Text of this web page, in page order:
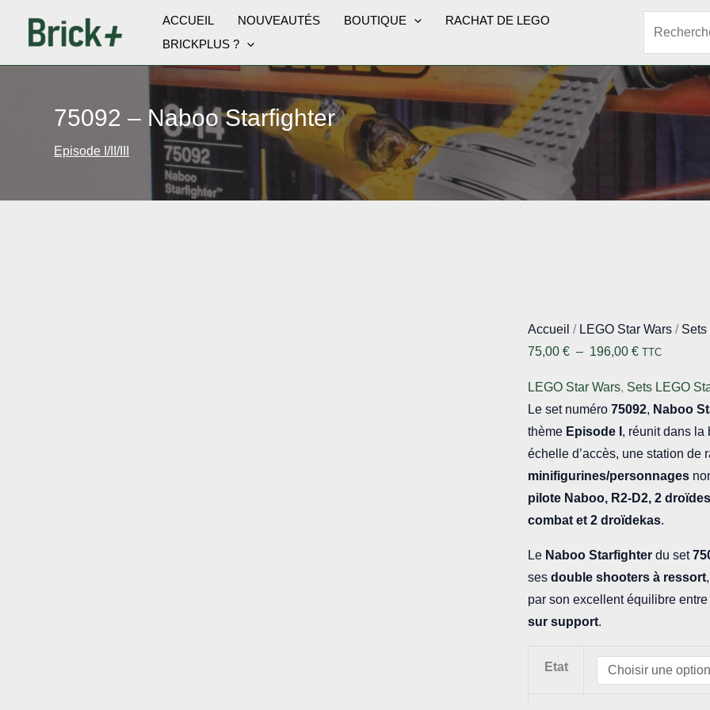
ACCUEIL NOUVEAUTÉS BOUTIQUE
RACHAT DE LEGO
BRICKPLUS ?
75092 – Naboo Starfighter
Episode I/II/III
Accueil / LEGO Star Wars / Sets
75,00€ – 196,00€Plage
prix :
75,00 €
à
196,00 €
TTC
LEGO Star Wars, Sets LEGO
Le set numéro75092, Naboo
thème Episode I , réunit dans la
échelle d’accès, une station de
minifigurines/personnages
pilote Naboo, R2-D2, 2
combatet 2 droïdekas.
Le Naboo Starfighter du set
sesdouble shooters à ressort
par son excellent équilibre
sur support.
Etat